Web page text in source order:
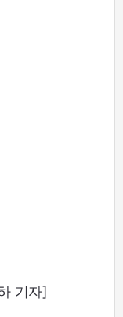
기자]